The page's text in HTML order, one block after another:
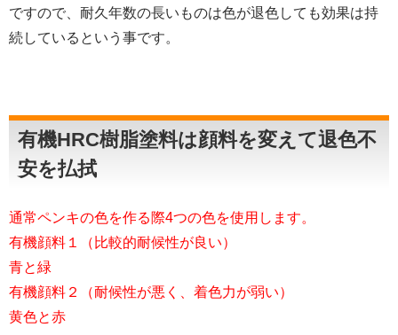
ですので、耐久年数の長いものは色が退色しても効果は持
続しているという事です。
有機HRC樹脂塗料は顔料を変えて退色不
安を払拭
通常ペンキの色を作る際4つの色を使用します。
有機顔料１（比較的耐候性が良い）
青と緑
有機顔料２（耐候性が悪く、着色力が弱い）
黄色と赤